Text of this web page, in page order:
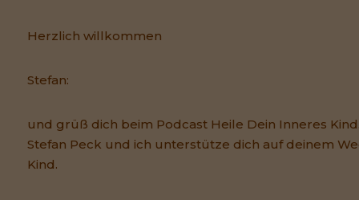
Herzlich willkommen
Stefan:
und grüß dich beim Podcast Heile Dein Inneres
Stefan Peck und ich unterstütze dich auf deinem
Kind.